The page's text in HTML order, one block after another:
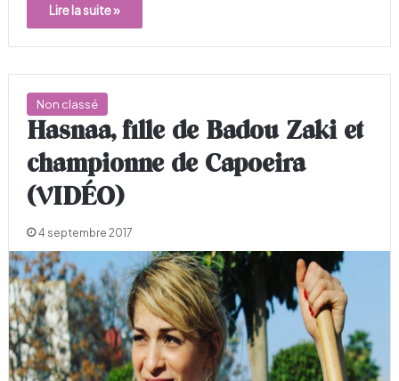
Lire la suite »
Non classé
Hasnaa, fille de Badou Zaki et
championne de Capoeira
(VIDÉO)
4 septembre 2017